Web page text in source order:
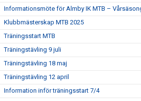
Informationsmöte för Almby IK MTB –
Klubbmästerskap MTB 2025
Träningsstart MTB
Träningstävling 9 juli
Träningstävling 18 maj
Träningstävling 12 april
Information inför träningsstart 7/4